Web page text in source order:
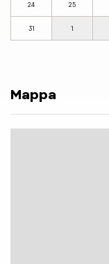
24 25
31 1
Mappa